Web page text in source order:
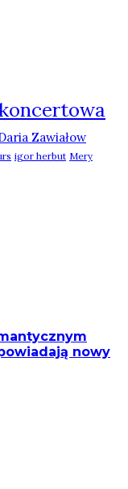
Zawiałow
igor herbut Mery
nowy